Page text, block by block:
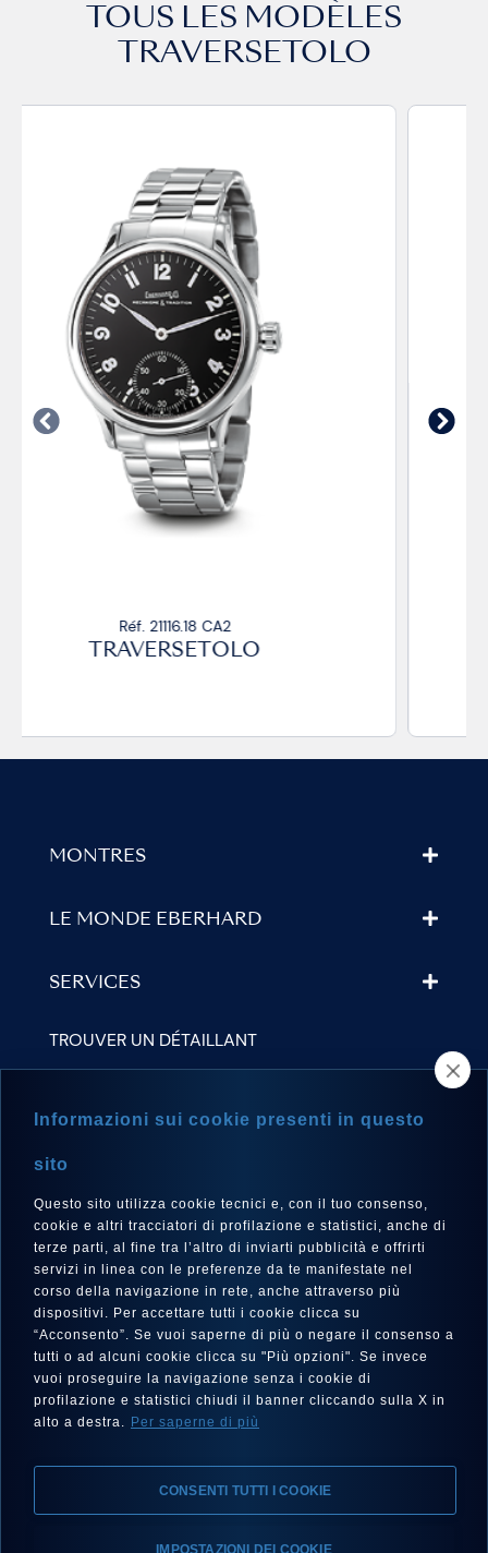
TOUS LES MODÈLES
TRAVERSETOLO
Réf. 21116.15 CP
TRAVERSETOLO
MONTRES
LE MONDE EBERHARD
SERVICES
TROUVER UN DÉTAILLANT
LANGUE
Français
SUIVEZ-NOUS SUR
Mentions Légales, Protection de la Vie Privée, Cookies
Informazioni sui cookie presenti in questo
sito
Questo sito utilizza cookie tecnici e, con il tuo consenso,
cookie e altri tracciatori di profilazione e statistici, anche di
terze parti, al fine tra l’altro di inviarti pubblicità e offrirti
servizi in linea con le preferenze da te manifestate nel
corso della navigazione in rete, anche attraverso più
dispositivi. Per accettare tutti i cookie clicca su
“Acconsento”. Se vuoi saperne di più o negare il consenso a
tutti o ad alcuni cookie clicca su "Più opzioni". Se invece
vuoi proseguire la navigazione senza i cookie di
profilazione e statistici chiudi il banner cliccando sulla X in
alto a destra. Per saperne di più
CONSENTI TUTTI I COOKIE
IMPOSTAZIONI DEI COOKIE